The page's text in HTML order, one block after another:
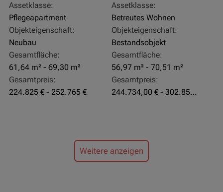
Assetklasse:
Pflegeapartment
Objekteigenschaft:
Neubau
Gesamtfläche:
61,64 m² - 69,30 m²
Gesamtpreis:
224.825 € - 252.765 €
Assetklasse:
Betreutes Wohnen
Objekteigenschaft:
Bestandsobjekt
Gesamtfläche:
56,97 m² - 70,51 m²
Gesamtpreis:
244.734,00 € - 302.855,00 €
Weitere anzeigen